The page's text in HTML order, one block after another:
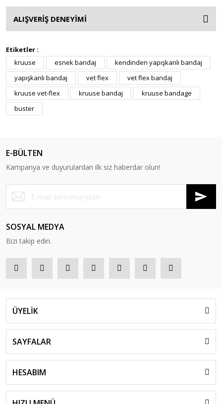
ALIŞVERİŞ DENEYİMİ
Etiketler :
kruuse
esnek bandaj
kendinden yapışkanlı bandaj
yapışkanlı bandaj
vet flex
vet flex bandaj
kruuse vet-flex
kruuse bandaj
kruuse bandage
buster
E-BÜLTEN
Kampanya ve duyurulardan ilk siz haberdar olun!
SOSYAL MEDYA
Bizi takip edin.
ÜYELİK
SAYFALAR
HESABIM